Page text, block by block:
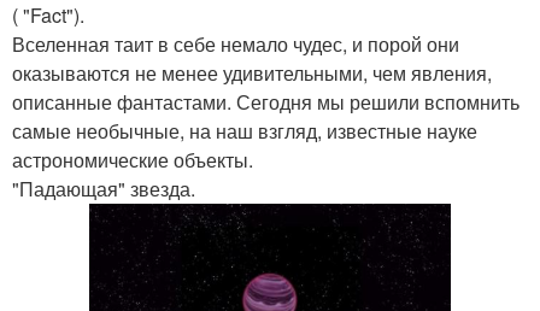
( "Fact").
Вселенная таит в себе немало чудес, и порой они
оказываются не менее удивительными, чем явления,
описанные фантастами. Сегодня мы решили вспомнить
самые необычные, на наш взгляд, известные науке
астрономические объекты.
"Падающая" звезда.